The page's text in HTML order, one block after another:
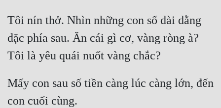
Tôi nín thở. Nhìn những con số dài dằng
dặc phía sau. Ăn cái gì cơ, vàng ròng à?
Tôi là yêu quái nuốt vàng chắc?
Mấy con sau số tiền càng lúc càng lớn, đến
con cuối cùng.